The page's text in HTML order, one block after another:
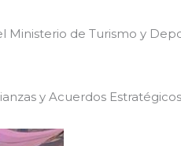
de Turismo y
y Acuerdos